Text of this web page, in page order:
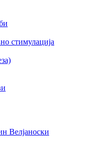
стимулација